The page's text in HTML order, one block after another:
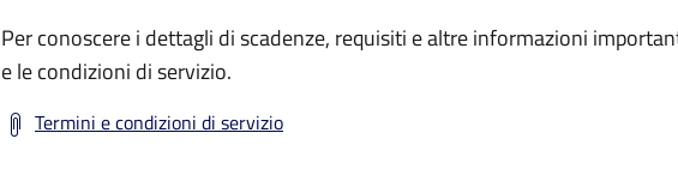
Per conoscere i dettagli di scadenze, requisiti e altre informazioni
e le condizioni di servizio.
Termini e condizioni di servizio